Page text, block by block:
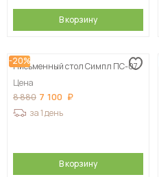
В корзину
-20%
Письменный стол Симпл ПС-07
Цена
8 880 7 100
за 1 день
В корзину